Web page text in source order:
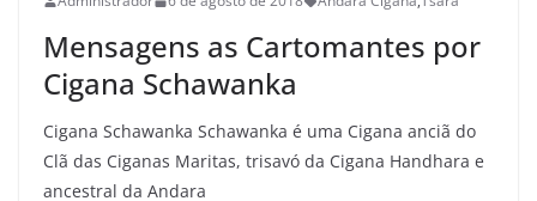
Mensagens as Cartomantes por
Cigana Schawanka
Cigana Schawanka Schawanka é uma Cigana anciã do
Clã das Ciganas Maritas, trisavó da Cigana Handhara e
ancestral da Andara